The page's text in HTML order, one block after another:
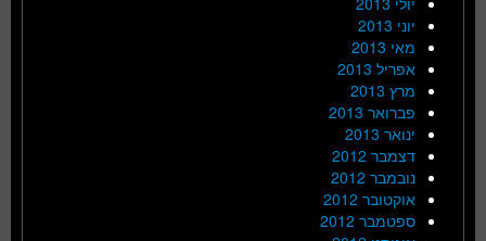
יוני 2013
מאי 2013
אפריל 2013
מרץ 2013
פברואר 2013
ינואר 2013
דצמבר 2012
נובמבר 2012
אוקטובר 2012
ספטמבר 2012